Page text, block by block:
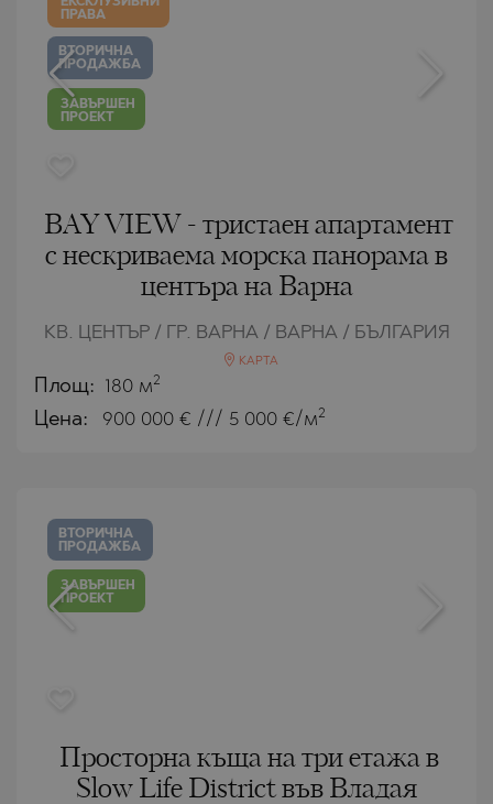
ПРАВА
ВТОРИЧНА
ПРОДАЖБА
ЗАВЪРШЕН
ПРОЕКТ
BAY VIEW - тристаен апартамент
с нескриваема морска панорама в
центъра на Варна
КВ. ЦЕНТЪР / ГР. ВАРНА / ВАРНА / БЪЛГАРИЯ
КАРТА
Площ: 180 м2
Цена: 900 000 € /// 5 000 €/м2
ВТОРИЧНА
ПРОДАЖБА
ЗАВЪРШЕН
ПРОЕКТ
Просторна къща на три етажа в
Slow Life District във Владая